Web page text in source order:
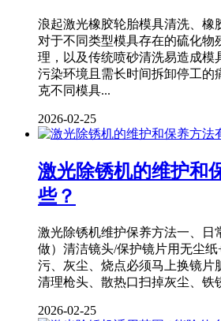
浪起激光橡胶轮胎模具清洗、橡
对于不同类型模具存在的硫化物
理，以及传统喷砂清洗易造成模
污染环境且需长时间拆卸停工的
克不同模具...
2026-02-25
激光除锈机的维护和
些？
激光除锈机维护保养方法一、日
做）清洁镜头/保护镜片用无尘
污、灰尘、烧点必须马上换镜片
清理枪头、散热口扫掉灰尘、铁
2026-02-25